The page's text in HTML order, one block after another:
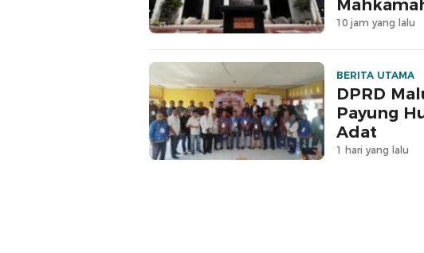
10 jam yang lalu
BERITA UTAMA
DPRD
Payung
Adat
1 hari yang lalu